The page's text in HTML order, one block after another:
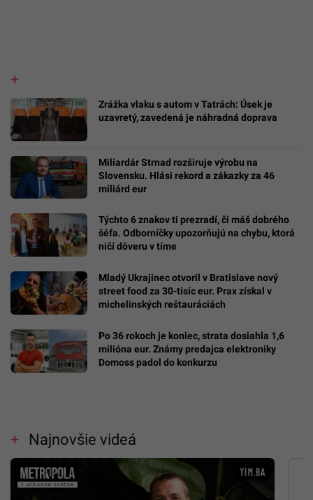
Zrážka vlaku s autom v Tatrách: Úsek je
uzavretý, zavedená je náhradná doprava
Miliardár Strnad rozširuje výrobu na
Slovensku. Hlási rekord a zákazky za 46
miliárd eur
Týchto 6 znakov ti prezradí, či máš dobrého
šéfa. Odborníčky upozorňujú na chybu, ktorá
ničí dôveru v tíme
Mladý Ukrajinec otvoril v Bratislave nový
street food za 30-tisíc eur. Prax získal v
michelinských reštauráciách
Po 36 rokoch je koniec, strata dosiahla 1,6
milióna eur. Známy predajca elektroniky
Domoss padol do konkurzu
Najnovšie videá